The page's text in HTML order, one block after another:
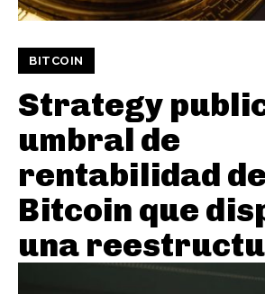
BITCOIN
Strategy
umbral de
rentabilidad de
Bitcoin que
una